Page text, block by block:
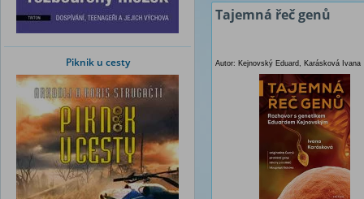
Piknik u cesty
Tajemná řeč genů
Autor: Kejnovský Eduard, Karásková Ivana